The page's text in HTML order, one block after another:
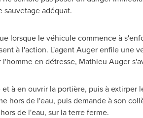
adéquat.
lorsque le véhicule commence à
à l'action. L'agent Auger enfile une
en détresse, Mathieu Auger
à en ouvrir la portière, puis à
hors de l'eau, puis demande à son
de l'eau, sur la terre ferme.